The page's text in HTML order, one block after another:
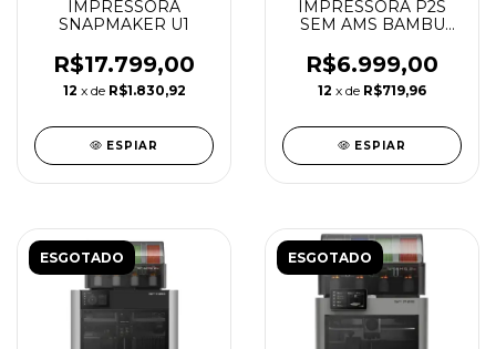
IMPRESSORA
SNAPMAKER U1
R$17.799,00
12 x de R$1.830,92
ESPIAR
IMPRESSORA P2S
SEM AMS BAMBU
R$6.999,00
12 x de R$719,96
ESPIAR
ESGOTADO ESGOTADO